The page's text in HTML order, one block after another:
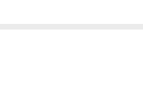
ببخشند.
کاربردی و ماندگار هستید،